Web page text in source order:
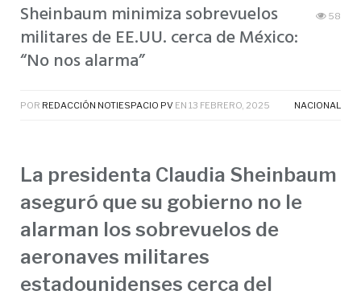
Sheinbaum minimiza sobrevuelos
militares de EE.UU. cerca de México:
“No nos alarma”
58
POR REDACCIÓN NOTIESPACIO PV EN 13 FEBRERO, 2025 NACIONAL
La presidenta Claudia Sheinbaum
aseguró que su gobierno no le
alarman los sobrevuelos de
aeronaves militares
estadounidenses cerca del